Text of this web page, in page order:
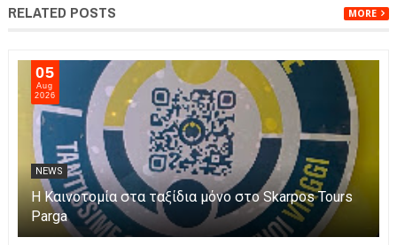
RELATED POSTS MORE
05
Aug
2026
NEWS
Η Καινοτομία στα ταξίδια μόνο στο Skarpos Tours
Parga